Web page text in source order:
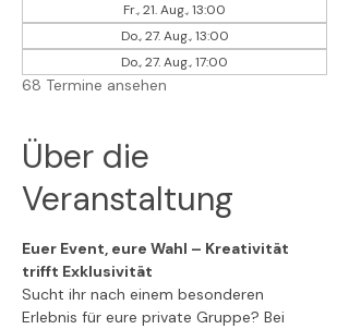
Fr., 21. Aug., 13:00
Do., 27. Aug., 13:00
Do., 27. Aug., 17:00
68 Termine ansehen
Über die
Veranstaltung
Euer Event, eure Wahl – Kreativität
trifft Exklusivität
Sucht ihr nach einem besonderen
Erlebnis für eure private Gruppe? Bei